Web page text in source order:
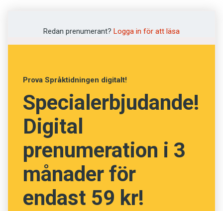
Kärleksstund
NÄSTA FRÅGA
Redan prenumerant? Logga in för att läsa
Prova Språktidningen digitalt!
Specialerbjudande!
Digital
prenumeration i 3
månader för
endast 59 kr!